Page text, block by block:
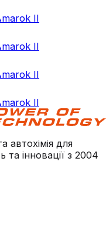
II
II
II
II
автохімія для
та інновації з 2004